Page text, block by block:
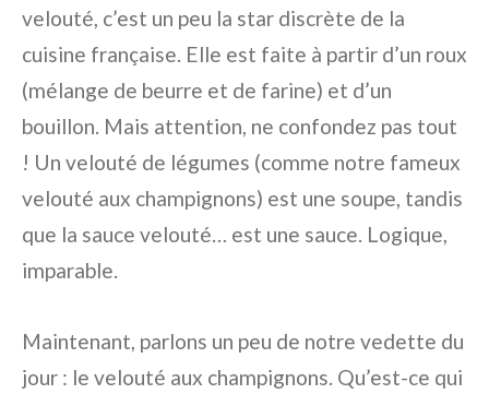
velouté, c’est un peu la star discrète de la
cuisine française. Elle est faite à partir d’un roux
(mélange de beurre et de farine) et d’un
bouillon. Mais attention, ne confondez pas tout
! Un velouté de légumes (comme notre fameux
velouté aux champignons) est une soupe, tandis
que la sauce velouté… est une sauce. Logique,
imparable.
Maintenant, parlons un peu de notre vedette du
jour : le velouté aux champignons. Qu’est-ce qui